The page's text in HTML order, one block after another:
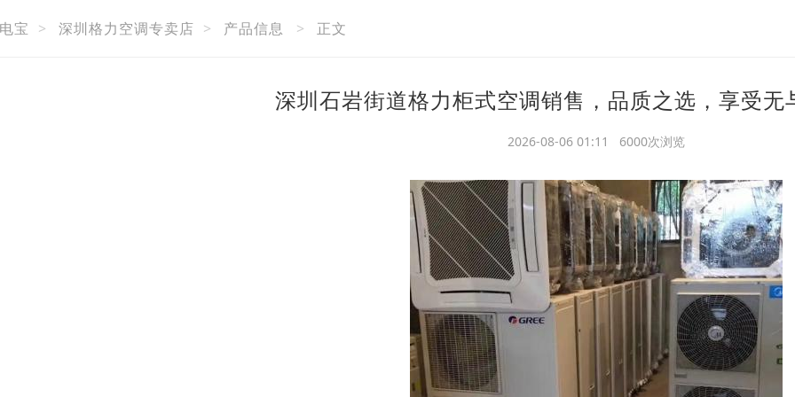
宝 > 深圳格力空调专卖店 > 产品信息 > 正文
深圳石岩街道格力柜式空调销售，品质之选，享受无
2026-08-06 01:11 6000次浏览